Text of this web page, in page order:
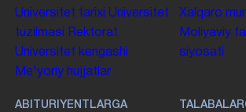
Universitet tarixi Universitet
tuzilmasi
Rektorat
Universitet kengashi
Me'yoriy hujjatlar
Xalqaro
Moliyaviy
siyosati
ABITURIYENTLARGA